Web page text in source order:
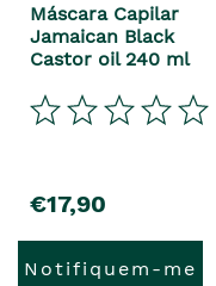
Máscara Capilar
Jamaican Black
Castor oil 240 ml
€17,90
Notifiquem-me